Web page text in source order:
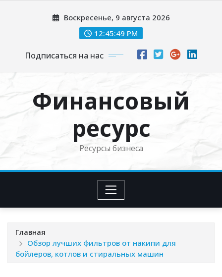
Воскресенье, 9 августа 2026
12:45:50 PM
Подписаться на нас
Финансовый
ресурс
Ресурсы бизнеса
Главная
Обзор лучших фильтров от накипи для
бойлеров, котлов и стиральных машин